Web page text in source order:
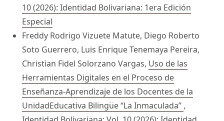
10 (2026): Identidad Bolivariana: 1era Edición
Especial
Freddy Rodrigo Vizuete Matute, Diego Roberto
Soto Guerrero, Luis Enrique Tenemaya Pereira,
Christian Fidel Solorzano Vargas, Uso de las
Herramientas Digitales en el Proceso de
Enseñanza-Aprendizaje de los Docentes de la
UnidadEducativa Bilingüe “La Inmaculada” ,